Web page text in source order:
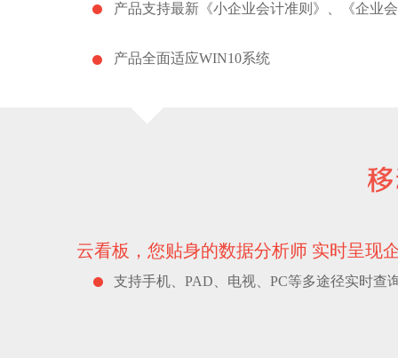
产品支持最新《小企业会计准则》、《企业
产品全面适应WIN10系统
云看板，您贴身的数据分析师实时呈现
支持手机、PAD、电视、PC等多途径实时查